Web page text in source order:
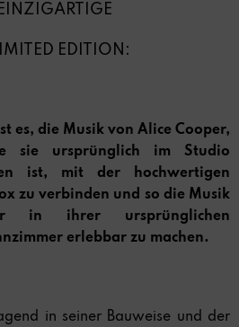
EDITION:
es, die Musik von Alice Cooper,
sie ursprünglich im Studio
ist, mit der hochwertigen
zu verbinden und so die Musik
in ihrer ursprünglichen
erlebbar zu machen.
in seiner Bauweise und der